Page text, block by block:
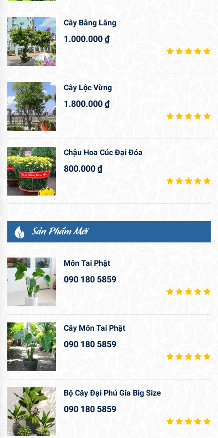
Cây Bằng Lăng
1.000.000₫
Cây Lộc Vừng
1.800.000₫
Chậu Hoa Cúc Đại Đóa
800.000₫
Sản Phẩm Mới
Môn Tai Phật
090 180 5859
Cây Môn Tai Phật
090 180 5859
Bộ Cây Đại Phú Gia Big Size
090 180 5859